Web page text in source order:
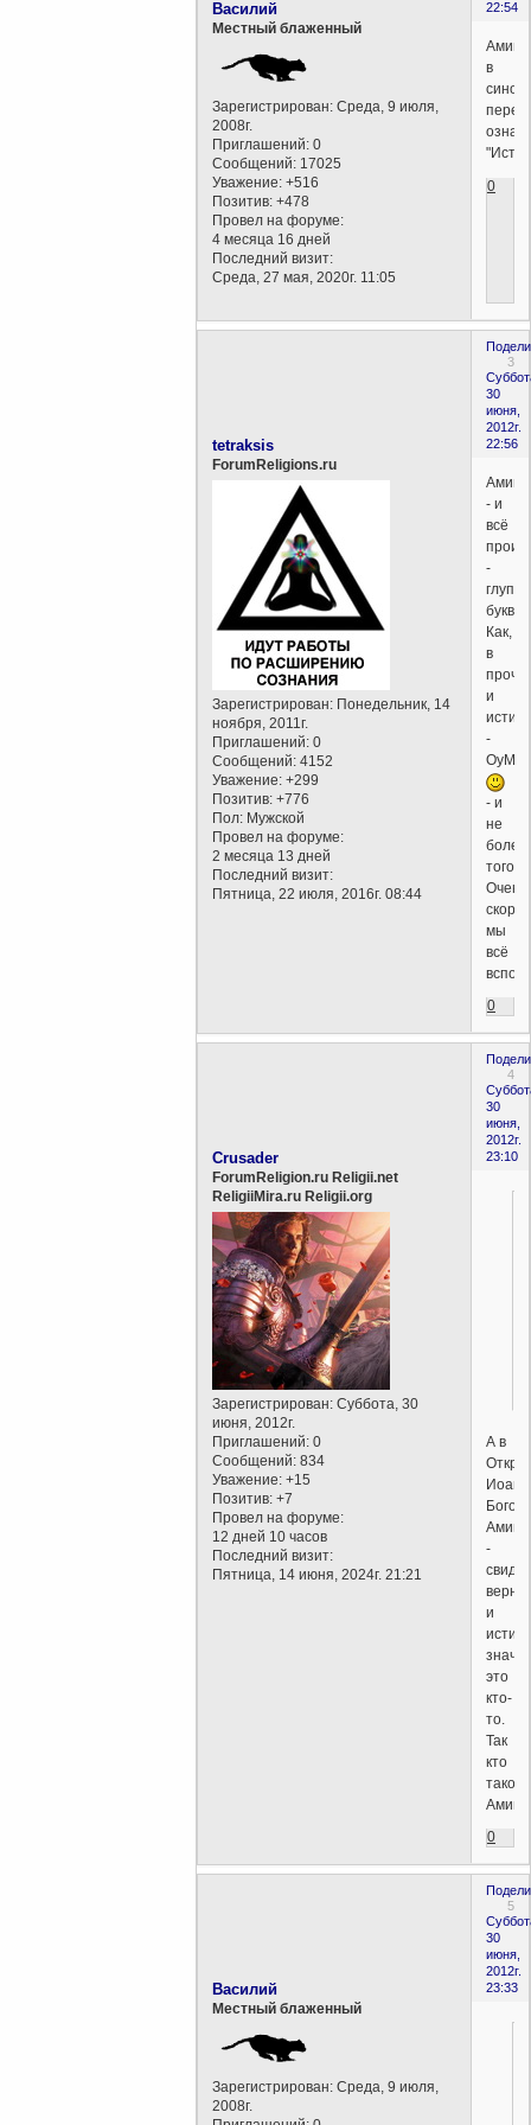
22:54
Василий
Местный блаженный
Зарегистрирован: Среда, 9 июля,
2008г.
Приглашений: 0
Сообщений: 17025
Уважение: +516
Позитив: +478
Провел на форуме:
4 месяца 16 дней
Последний визит:
Среда, 27 мая, 2020г. 11:05
Аминь
в
0
3
30
июня,
2012г.
22:56
tetraksis
ForumReligions.ru
Зарегистрирован: Понедельник, 14
ноября, 2011г.
Приглашений: 0
Сообщений: 4152
Уважение: +299
Позитив: +776
Пол: Мужской
Провел на форуме:
2 месяца 13 дней
Последний визит:
Пятница, 22 июля, 2016г. 08:44
Аминь
- и
всё
-
Как,
в
и
-
ОуМ
- и
не
более
того..
Очень
скоро
мы
всё
0
4
30
июня,
2012г.
23:10
Crusader
ForumReligion.ru Religii.net
ReligiiMira.ru Religii.org
Зарегистрирован: Суббота, 30
июня, 2012г.
Приглашений: 0
Сообщений: 834
Уважение: +15
Позитив: +7
Провел на форуме:
12 дней 10 часов
Последний визит:
Пятница, 14 июня, 2024г. 21:21
А в
Аминь
-
и
значит
это
кто-
то.
Так
кто
такой
0
5
30
июня,
2012г.
23:33
Василий
Местный блаженный
Зарегистрирован: Среда, 9 июля,
2008г.